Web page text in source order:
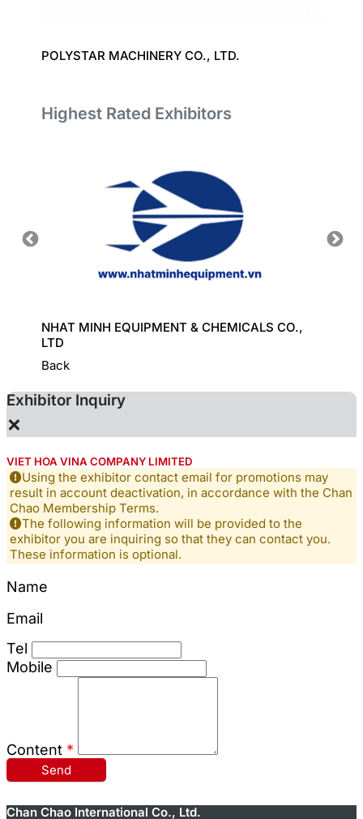
POLYSTAR MACHINERY CO., LTD.
Highest Rated Exhibitors
NHAT MINH EQUIPMENT & CHEMICALS CO.,
LTD
Back
Exhibitor Inquiry
×
VIET HOA VINA COMPANY LIMITED
Using the exhibitor contact email for promotions may
result in account deactivation, in accordance with the Chan
Chao Membership Terms.
The following information will be provided to the
exhibitor you are inquiring so that they can contact you.
These information is optional.
Name
Email
Tel
Mobile
Content *
Send
Chan Chao International Co., Ltd.